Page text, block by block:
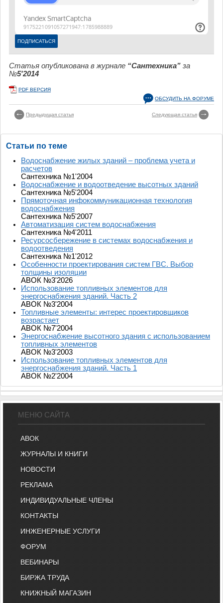
Статья опубликована в журнале “Сантехника” за
№5'2014
PDF ВЕРСИЯ
ОБСУДИТЬ НА ФОРУМЕ
Предыдущая статья Следующая статья
Статьи по теме
Водоснабжение жилых зданий – проблема учета и
расчетов
Сантехника №1'2004
Водоснабжение и водоотведение высотных зданий
Сантехника №5'2004
Прямоточная инфокоммуникационная технология
водоснабжения
Сантехника №5'2007
Автоматизация систем водоснабжения
Сантехника №4'2011
Ресурсосбережение в системах водоснабжения и
водоотведения
Сантехника №1'2012
Особенности проектирования систем ГВС. Выбор
толщины изоляции
АВОК №3'2026
Использование топливных элементов для
энергоснабжения зданий. Часть 2
АВОК №3'2004
Топливные элементы: интерес проектировщиков
возрастает
АВОК №7'2004
Энергоснабжение высотного здания с использованием
топливных элементов
АВОК №3'2003
Использование топливных элементов для
энергоснабжения зданий. Часть 1
АВОК №2'2004
МЕНЮ САЙТА
АВОК
ЖУРНАЛЫ И КНИГИ
НОВОСТИ
РЕКЛАМА
ИНДИВИДУАЛЬНЫЕ ЧЛЕНЫ
КОНТАКТЫ
ИНЖЕНЕРНЫЕ УСЛУГИ
ФОРУМ
ВЕБИНАРЫ
БИРЖА ТРУДА
КНИЖНЫЙ МАГАЗИН